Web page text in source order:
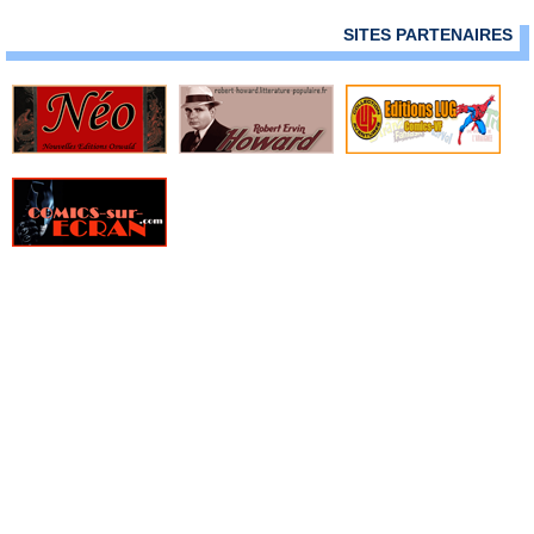
» Shazam (Pop Magazine)
» Shazam Spécial Géant
» Spectral - Comics Pocket - Serie 1
» Spectral - Comics Pocket - Serie 2
» Spectral - Pocket - DC Arédit - Serie 3
» Star Flash - Arédit DC Couleur
» Star Trek
» Star Trek Spécial
» Submariner
SITES PARTENAIRES